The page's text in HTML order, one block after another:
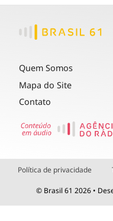
Quem Somos
Mapa do Site
Contato
Política de privacidade
© Brasil 61 2026 •